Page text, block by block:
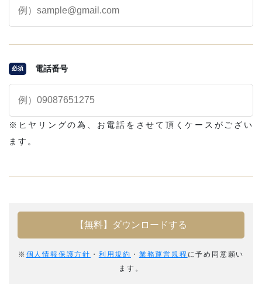
必須 電話番号
※ヒヤリングの為、お電話をさせて頂くケースがござい
ます。
※ 個人情報保護方針 ・ 利用規約 ・ 業務運営規程 に予め同意願い
ます。